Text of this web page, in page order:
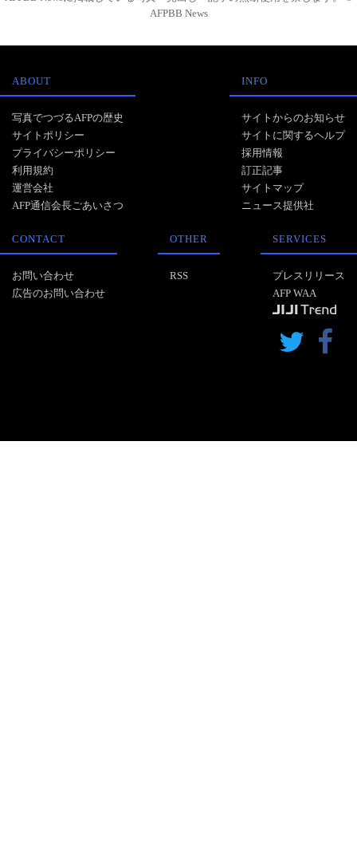
AFPBB News
ABOUT
写真でつづるAFPの歴史
サイトポリシー
プライバシーポリシー
利用規約
運営会社
AFP通信会長ごあいさつ
INFO
サイトからのお知らせ
サイトに関するヘルプ
採用情報
訂正記事
サイトマップ
ニュース提供社
CONTACT
お問い合わせ
広告のお問い合わせ
OTHER
RSS
SERVICES
プレスリリース
AFP WAA